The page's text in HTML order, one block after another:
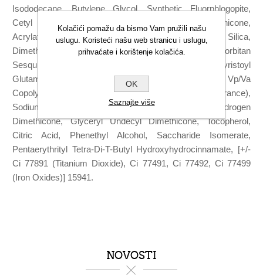
Isododecane, Butylene Glycol, Synthetic Fluorphlogopite,
Cetyl Peg/Ppg-10/1 Dimethicone, Phenyl Trimethicone,
Acrylates/Dimethicone Copolymer, Glycerin, Silica,
Dimethicone, Disteardimonium Hectorite, Sorbitan
Sesquioleate, Dimethicone Crosspolymer, Sodium Myristoyl
Glutamate, Sodium Benzoate, Sodium Chloride, Vp/Va
Copolymer, Propylene Carbonate, Parfum (Fragrance),
Sodium Citrate, Hexadecene, Aluminum Hydroxide, Hydrogen
Dimethicone, Glyceryl Undecyl Dimethicone, Tocopherol,
Citric Acid, Phenethyl Alcohol, Saccharide Isomerate,
Pentaerythrityl Tetra-Di-T-Butyl Hydroxyhydrocinnamate, [+/-
Ci 77891 (Titanium Dioxide), Ci 77491, Ci 77492, Ci 77499
(Iron Oxides)] 15941.
NOVOSTI
Kolačići pomažu da bismo Vam pružili našu
uslugu. Koristeći našu web stranicu i uslugu,
prihvaćate i korištenje kolačića.
OK
Saznajte više